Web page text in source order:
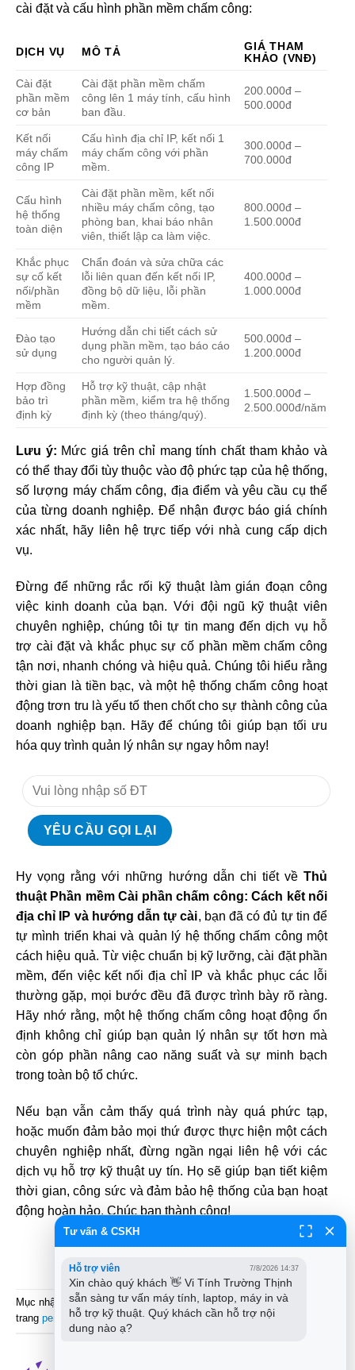
cài đặt và cấu hình phần mềm chấm công:
DỊCH VỤ MÔ TẢ
GIÁ THAM
KHẢO (VNĐ)
Cài đặt
phần mềm
cơ bản
Cài đặt phần mềm chấm
công lên 1 máy tính, cấu hình
ban đầu.
200.000đ –
500.000đ
Kết nối
máy chấm
công IP
Cấu hình địa chỉ IP, kết nối 1
máy chấm công với phần
mềm.
300.000đ –
700.000đ
Cấu hình
hệ thống
toàn diện
Cài đặt phần mềm, kết nối
nhiều máy chấm công, tạo
phòng ban, khai báo nhân
viên, thiết lập ca làm việc.
800.000đ –
1.500.000đ
Khắc phục
sự cố kết
nối/phần
mềm
Chẩn đoán và sửa chữa các
lỗi liên quan đến kết nối IP,
đồng bộ dữ liệu, lỗi phần
mềm.
400.000đ –
1.000.000đ
Đào tạo
sử dụng
Hướng dẫn chi tiết cách sử
dụng phần mềm, tạo báo cáo
cho người quản lý.
500.000đ –
1.200.000đ
Hợp đồng
bảo trì
định kỳ
Hỗ trợ kỹ thuật, cập nhật
phần mềm, kiểm tra hệ thống
định kỳ (theo tháng/quý).
1.500.000đ –
2.500.000đ/năm
Lưu ý: Mức giá trên chỉ mang tính chất tham khảo và
có thể thay đổi tùy thuộc vào độ phức tạp của hệ thống,
số lượng máy chấm công, địa điểm và yêu cầu cụ thể
của từng doanh nghiệp. Để nhận được báo giá chính
xác nhất, hãy liên hệ trực tiếp với nhà cung cấp dịch
vụ.
Đừng để những rắc rối kỹ thuật làm gián đoạn công
việc kinh doanh của bạn. Với đội ngũ kỹ thuật viên
chuyên nghiệp, chúng tôi tự tin mang đến dịch vụ hỗ
trợ cài đặt và khắc phục sự cố phần mềm chấm công
tận nơi, nhanh chóng và hiệu quả. Chúng tôi hiểu rằng
thời gian là tiền bạc, và một hệ thống chấm công hoạt
động trơn tru là yếu tố then chốt cho sự thành công của
doanh nghiệp bạn. Hãy để chúng tôi giúp bạn tối ưu
hóa quy trình quản lý nhân sự ngay hôm nay!
Hy vọng rằng với những hướng dẫn chi tiết về Thủ
thuật Phần mềm Cài phần chấm công: Cách kết nối
địa chỉ IP và hướng dẫn tự cài, bạn đã có đủ tự tin để
tự mình triển khai và quản lý hệ thống chấm công một
cách hiệu quả. Từ việc chuẩn bị kỹ lưỡng, cài đặt phần
mềm, đến việc kết nối địa chỉ IP và khắc phục các lỗi
thường gặp, mọi bước đều đã được trình bày rõ ràng.
Hãy nhớ rằng, một hệ thống chấm công hoạt động ổn
định không chỉ giúp bạn quản lý nhân sự tốt hơn mà
còn góp phần nâng cao năng suất và sự minh bạch
trong toàn bộ tổ chức.
Nếu bạn vẫn cảm thấy quá trình này quá phức tạp,
hoặc muốn đảm bảo mọi thứ được thực hiện một cách
chuyên nghiệp nhất, đừng ngần ngại liên hệ với các
dịch vụ hỗ trợ kỹ thuật uy tín. Họ sẽ giúp bạn tiết kiệm
thời gian, công sức và đảm bảo hệ thống của bạn hoạt
động hoàn hảo. Chúc bạn thành công!
Mục nhập này đã được đăng trong Thủ thuật Phần mềm . Đánh dấu
trang permalink.
Tư vấn & CSKH
Hỗ trợ viên 7/8/2026 14:37
Xin chào quý khách 👋 Vi Tính Trường Thịnh
sẵn sàng tư vấn máy tính, laptop, máy in và
hỗ trợ kỹ thuật. Quý khách cần hỗ trợ nội
dung nào ạ?